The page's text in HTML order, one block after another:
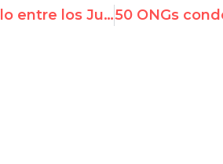
UNESCO cuestionará el vínculo entre los Judíos y el Muro Occidental